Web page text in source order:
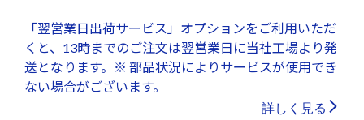
「翌営業日出荷サービス」オプションをご利用いただ
くと、13時までのご注文は翌営業日に当社工場より発
送となります。※ 部品状況によりサービスが使用でき
ない場合がございます。
詳しく見る